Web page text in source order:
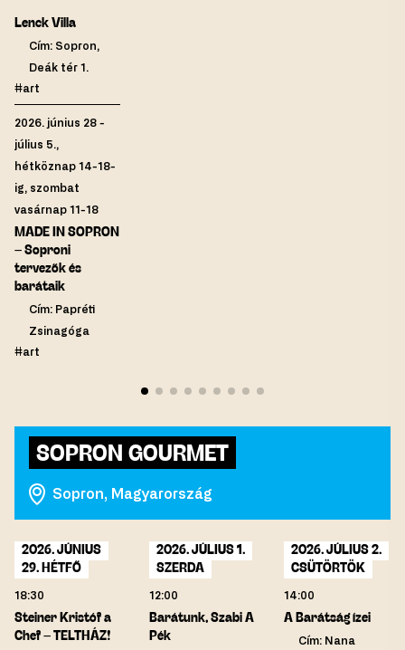
Lenck Villa
Cím: Sopron,
Deák tér 1.
#art
2026. június 28 -
július 5.,
hétköznap 14-18-
ig, szombat
vasárnap 11-18
MADE IN SOPRON
– Soproni
tervezők és
barátaik
Cím: Papréti
Zsinagóga
#art
SOPRON GOURMET
Sopron, Magyarország
2026. JÚNIUS
29. HÉTFŐ
18:30
Steiner Kristóf a
Chef – TELTHÁZ!
2026. JÚLIUS 1.
SZERDA
12:00
Barátunk, Szabi A
Pék
2026. JÚLIUS 2.
CSÜTÖRTÖK
14:00
A Barátság ízei
Cím: Nana